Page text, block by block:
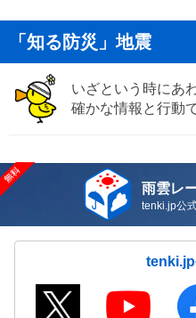
「知る防災」地震
いざという時にあ
確かな情報と行動
雨雲レ
tenki.jp公